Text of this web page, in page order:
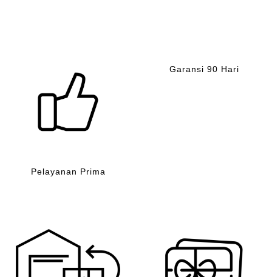
Pelayanan Prima
Garansi 90 Hari